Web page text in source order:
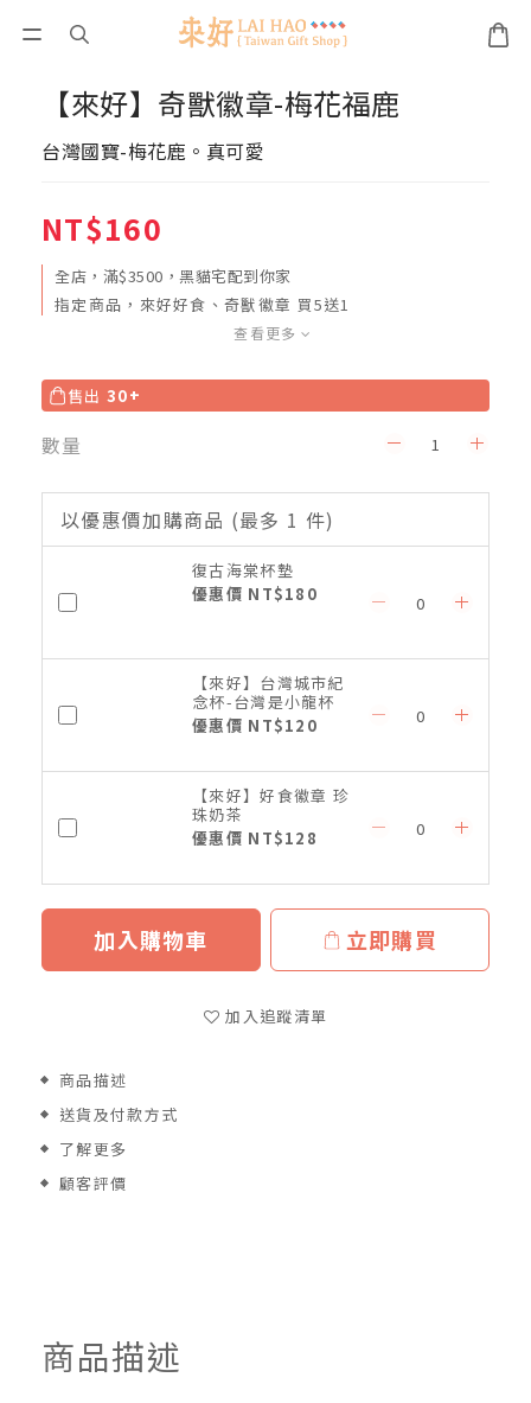
【來好】奇獸徽章-梅花福鹿
台灣國寶-梅花鹿。真可愛
NT$160
全店，滿$3500，黑貓宅配到你家
指定商品，來好好食、奇獸徽章 買5送1
查看更多
售出 30+
數量
以優惠價加購商品 (最多 1 件)
復古海棠杯墊
優惠價 NT$180
【來好】台灣城市紀
念杯-台灣是小龍杯
優惠價 NT$120
【來好】好食徽章 珍
珠奶茶
優惠價 NT$128
加入購物車 立即購買
加入追蹤清單
商品描述
送貨及付款方式
了解更多
顧客評價
商品描述